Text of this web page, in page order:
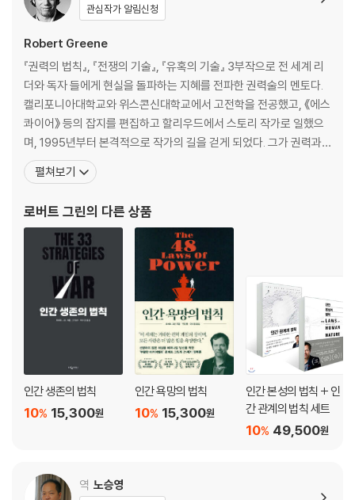
사람들의 저항을 가라앉혀라
9월 대전략가
전술의 지옥에서 벗어나라
10월 감정적 자신
자신의 어두운 면을 직시하라
11월 합리적 인간
고차원적 자아를 실현하라
정신을 극한까지 확장하라
관심작가 알림신청
Robert Greene
『권력의 법칙』, 『전쟁의 기술』, 『유혹의 기술』 3부작으로 전 세계 리
더와 독자 들에게 현실을 돌파하는 지혜를 전파한 권력술의 멘토다.
캘리포니아대학교와 위스콘신대학교에서 고전학을 전공했고, 《에스
콰이어》 등의 잡지를 편집하고 할리우드에서 스토리 작가로 일했으
며, 1995년부터 본격적으로 작가의 길을 걷게 되었다. 그가 권력과
대중조작에 관해 집필한 책 『권력의 법칙』은 현대판 『군주론』으로 평
가되며 세계적 밀리언셀러에 등극했고, 이후 『유혹의 기술』과 『전쟁
로 200만 부 이상 판매되었다. 2018년에 출간된
펼쳐보기
로버트 그린의 다른 상품
인간 생존의 법칙
15,300원
10%
인간 욕망의 법칙
15,300원
10%
인간 본성의 법칙 + 인
간 관계의 법칙 세트
49,500원
10%
역 노승영